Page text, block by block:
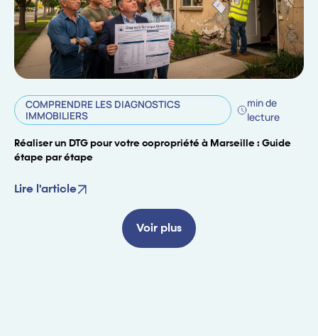
COMPRENDRE LES DIAGNOSTICS
IMMOBILIERS
min de
lecture
Réaliser un DTG pour votre copropriété à Marseille : Guide
étape par étape
Lire l'article
Voir plus